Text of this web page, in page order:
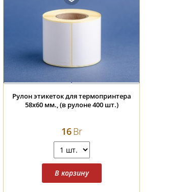
Рулон этикеток для термопринтера
58х60 мм., (в рулоне 400 шт.)
16Br